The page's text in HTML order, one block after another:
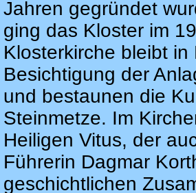
Jahren gegründet
ging das Kloster im
Klosterkirche bleibt
Besichtigung der
und bestaunen die
Steinmetze. Im
Heiligen Vitus, der
Führerin Dagmar
geschichtlichen